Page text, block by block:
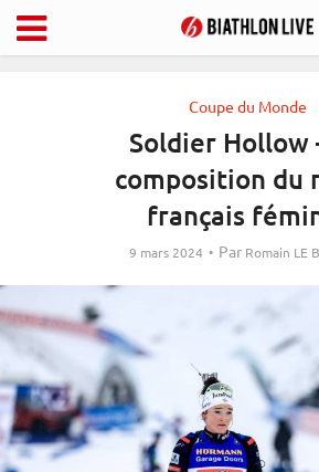
Coupe du Monde
Soldier Hollow
composition du
français
9 mars 2024 Par Romain LE